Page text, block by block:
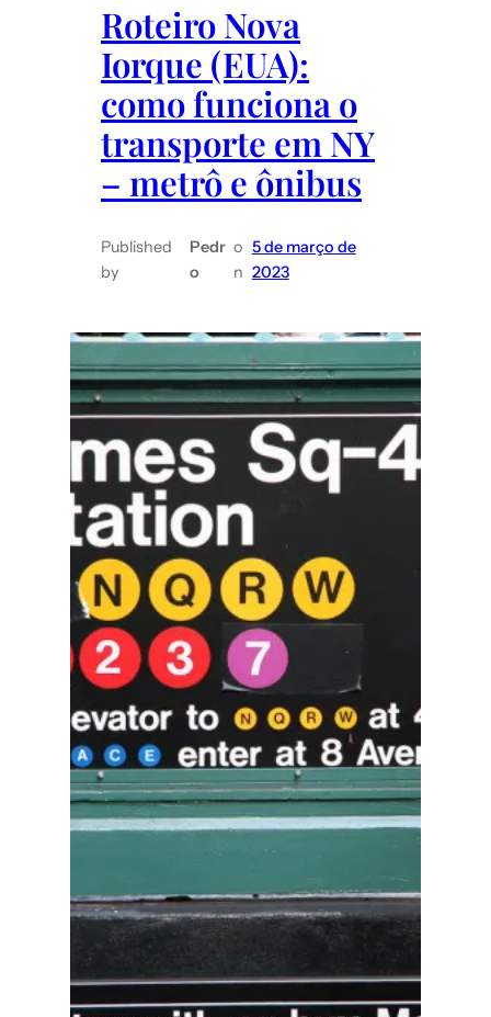
Roteiro Nova
Iorque (EUA):
como funciona o
transporte em NY
– metrô e ônibus
Published
by
Pedr
o
o
n
5 de março de
2023